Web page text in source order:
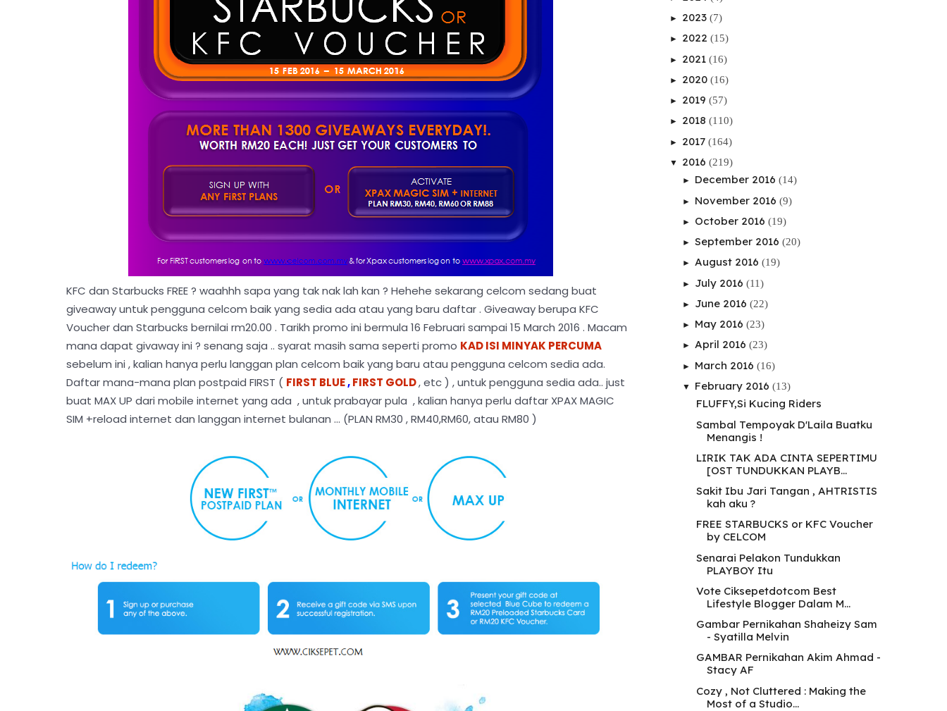
KFC dan Starbucks FREE ? waahhh sapa yang tak nak lah kan ? Hehehe sekarang celcom sedang buat
giveaway untuk pengguna celcom baik yang sedia ada atau yang baru daftar . Giveaway berupa KFC
Voucher dan Starbucks bernilai rm20.00 . Tarikh promo ini bermula 16 Februari sampai 15 March 2016 . Macam
mana dapat givaway ini ? senang saja .. syarat masih sama seperti promo KAD ISI MINYAK PERCUMA
sebelum ini , kalian hanya perlu langgan plan celcom baik yang baru atau pengguna celcom sedia ada.
Daftar mana-mana plan postpaid FIRST ( FIRST BLUE,FIRST GOLD, etc ) , untuk pengguna sedia ada.. just
buat MAX UP dari mobile internet yang ada , untuk prabayar pula , kalian hanya perlu daftar XPAX MAGIC
SIM +reload internet dan langgan internet bulanan ... (PLAN RM30 , RM40,RM60, atau RM80 )
► 2023 (7)
► 2022 (15)
► 2021 (16)
► 2020 (16)
► 2019 (57)
► 2018 (110)
► 2017 (164)
▼ 2016 (219)
► December 2016 (14)
► November 2016 (9)
► October 2016 (19)
► September 2016 (20)
► August 2016 (19)
► July 2016 (11)
► June 2016 (22)
► May 2016 (23)
► April 2016 (23)
► March 2016 (16)
▼ February 2016 (13)
FLUFFY,Si Kucing Riders
Sambal Tempoyak D'Laila Buatku
Menangis !
LIRIK TAK ADA CINTA SEPERTIMU
[OST TUNDUKKAN PLAYB...
Sakit Ibu Jari Tangan , AHTRISTIS
kah aku ?
FREE STARBUCKS or KFC Voucher
by CELCOM
Senarai Pelakon Tundukkan
PLAYBOY Itu
Vote Ciksepetdotcom Best
Lifestyle Blogger Dalam M...
Gambar Pernikahan Shaheizy Sam
- Syatilla Melvin
GAMBAR Pernikahan Akim Ahmad -
Stacy AF
Cozy , Not Cluttered : Making the
Most of a Studio...